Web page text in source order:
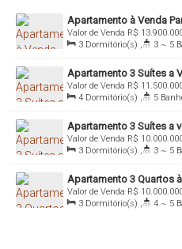
Apartamento à Venda
R$
Valor de Venda
04001-080, Paraíso, São
3 Dormitório(s) , 3 ~ 5
Sala(s) , 3 Suíte(s) ,
231.00m² , Terreno: 5150
Apartamento 3 Suítes a
Paulo - SP
R$
Valor de Venda
04001-080, Paraíso, São
4 Dormitório(s) , 5
Sala(s) , 4 Suíte(s) ,
301.00m² , Terreno: 5150
Apartamento 3 Suítes a
Paulo/SP
R$
Valor de Venda
04001-080, Paraíso, São
3 Dormitório(s) , 3 ~ 5
Sala(s) , 3 Suíte(s) ,
231.00m² , Terreno: 5150
Apartamento 3 Quartos
Ibirapuera - São Paulo -
R$
Valor de Venda
04001-080, Paraíso, São
3 Dormitório(s) , 4 ~ 5